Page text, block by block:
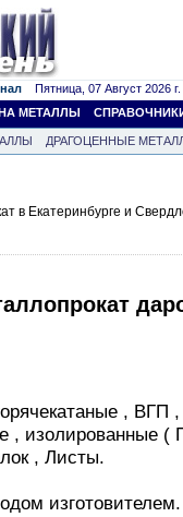
Пятница, 07 Август 2026 г.
МЕТАЛЛЫ
ДРАГОЦЕННЫЕ
в Екатеринбурге и
, ВГП
, изолированные
, Листы.
изготовителем.